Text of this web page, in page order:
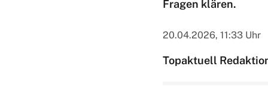
Fragen klären.
20.04.2026, 11:33 Uhr
Topaktuell